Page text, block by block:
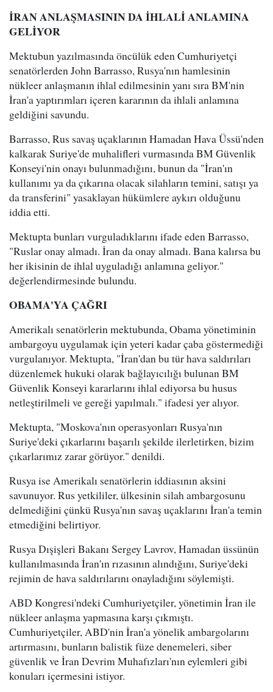
İRAN ANLAŞMASININ DA İHLALİ ANLAMINA
GELİYOR
Mektubun yazılmasında öncülük eden Cumhuriyetçi
senatörlerden John Barrasso, Rusya'nın hamlesinin
nükleer anlaşmanın ihlal edilmesinin yanı sıra BM'nin
İran'a yaptırımları içeren kararının da ihlali anlamına
geldiğini savundu.
Barrasso, Rus savaş uçaklarının Hamadan Hava Üssü'nden
kalkarak Suriye'de muhalifleri vurmasında BM Güvenlik
Konseyi'nin onayı bulunmadığını, bunun da "İran'ın
kullanımı ya da çıkarına olacak silahların temini, satışı ya
da transferini" yasaklayan hükümlere aykırı olduğunu
iddia etti.
Mektupta bunları vurguladıklarını ifade eden Barrasso,
"Ruslar onay almadı. İran da onay almadı. Bana kalırsa bu
her ikisinin de ihlal uyguladığı anlamına geliyor."
değerlendirmesinde bulundu.
OBAMA'YA ÇAĞRI
Amerikalı senatörlerin mektubunda, Obama yönetiminin
ambargoyu uygulamak için yeteri kadar çaba göstermediği
vurgulanıyor. Mektupta, "İran'dan bu tür hava saldırıları
düzenlemek hukuki olarak bağlayıcılığı bulunan BM
Güvenlik Konseyi kararlarını ihlal ediyorsa bu husus
netleştirilmeli ve gereği yapılmalı." ifadesi yer alıyor.
Mektupta, "Moskova'nın operasyonları Rusya'nın
Suriye'deki çıkarlarını başarılı şekilde ilerletirken, bizim
çıkarlarımız zarar görüyor." denildi.
Rusya ise Amerikalı senatörlerin iddiasının aksini
savunuyor. Rus yetkililer, ülkesinin silah ambargosunu
delmediğini çünkü Rusya'nın savaş uçaklarını İran'a temin
etmediğini belirtiyor.
Rusya Dışişleri Bakanı Sergey Lavrov, Hamadan üssünün
kullanılmasında İran'ın rızasının alındığını, Suriye'deki
rejimin de hava saldırılarını onayladığını söylemişti.
ABD Kongresi'ndeki Cumhuriyetçiler, yönetimin İran ile
nükleer anlaşma yapmasına karşı çıkmıştı.
Cumhuriyetçiler, ABD'nin İran'a yönelik ambargolarını
artırmasını, bunların balistik füze denemeleri, siber
güvenlik ve İran Devrim Muhafızları'nın eylemleri gibi
konuları içermesini istiyor.